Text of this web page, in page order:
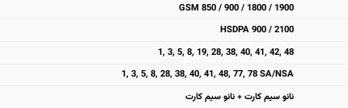
GSM 850 / 900 / 1800 / 1900
HSDPA 900 / 2100
1, 3, 5, 8, 19, 28, 38, 40, 41, 42, 48
1, 3, 5, 8, 28, 38, 40, 41, 48, 77, 78 SA/NSA
نانو سیم کارت + نانو سیم کارت